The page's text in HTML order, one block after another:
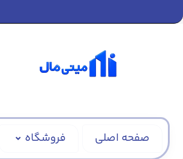
صفحه اصلی فروشگاه